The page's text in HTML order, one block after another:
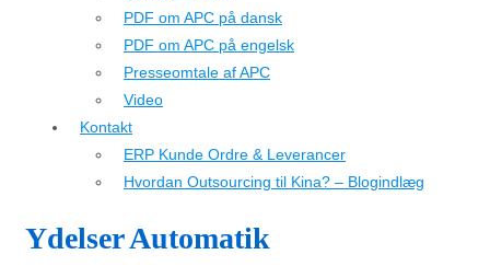
PDF om APC på dansk
PDF om APC på engelsk
Presseomtale af APC
Video
Kontakt
ERP Kunde Ordre & Leverancer
Hvordan Outsourcing til Kina? – Blogindlæg
Ydelser Automatik